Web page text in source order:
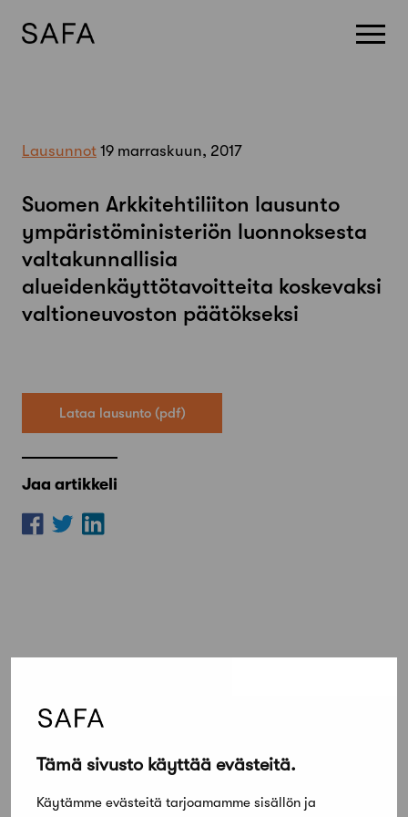
Tämä sivusto käyttää evästeitä.
Käytämme evästeitä tarjoamamme sisällön ja
Lausunnot 19 marraskuun, 2017
Suomen Arkkitehtiliiton lausunto
ympäristöministeriön luonnoksesta
valtakunnallisia
alueidenkäyttötavoitteita koskevaksi
valtioneuvoston päätökseksi
Lataa lausunto
Jaa artikkeli
Lue lisää Kaikki ajankohtaiset
Työnhakijat